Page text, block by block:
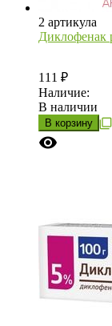
2 артикула
Диклофенак
111 ₽
Наличие:
В наличии
В корзину